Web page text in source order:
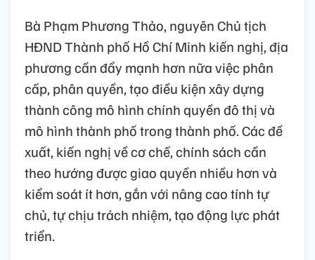
Bà Phạm Phương Thảo, nguyên Chủ tịch
HĐND Thành phố Hồ Chí Minh kiến nghị, địa
phương cần đẩy mạnh hơn nữa việc phân
cấp, phân quyền, tạo điều kiện xây dựng
thành công mô hình chính quyền đô thị và
mô hình thành phố trong thành phố. Các đề
xuất, kiến nghị về cơ chế, chính sách cần
theo hướng được giao quyền nhiều hơn và
kiểm soát ít hơn, gắn với nâng cao tính tự
chủ, tự chịu trách nhiệm, tạo động lực phát
triển.